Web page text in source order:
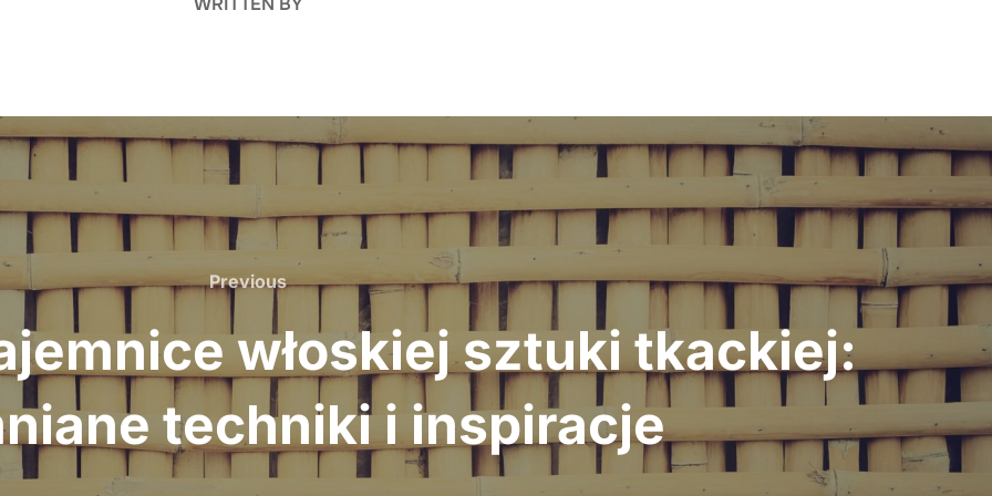
Previous
Previous
włoskiej sztuki tkackiej:
techniki i inspiracje